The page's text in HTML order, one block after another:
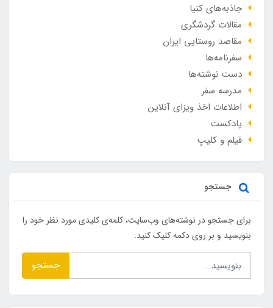
جاذبه‌های کنیا
مقالات گردشگری
مقاصد روستایی ایران
سفرنامه‌ها
دست نوشته‌ها
مدرسه سفر
اطلاعات اخذ ویزای آنلاین
پادکست
فیلم و کلیپ
جستجو
برای جستجو در نوشته‌های وب‌سایت، کلمه‌ی کلیدی مورد نظر خود را
بنویسید و بر روی دکمه کلیک کنید.
جستجو